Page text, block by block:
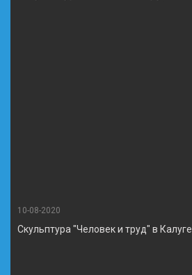
10-08-2020
Скульптура "Человек и труд" в Калуге